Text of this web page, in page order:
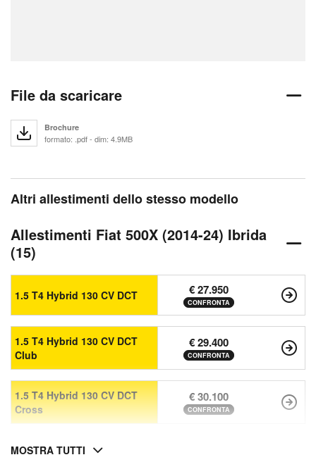
File da scaricare
Brochure
formato: .pdf - dim: 4.9MB
Altri allestimenti dello stesso modello
Allestimenti Fiat 500X (2014-24) Ibrida
(15)
1.5 T4 Hybrid 130 CV DCT € 27.950
CONFRONTA
1.5 T4 Hybrid 130 CV DCT
Club
€ 29.400
CONFRONTA
1.5 T4 Hybrid 130 CV DCT
Cross
€ 30.100
CONFRONTA
MOSTRA TUTTI